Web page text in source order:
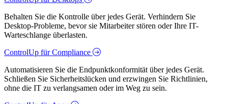
Behalten Sie die Kontrolle über jedes Gerät. Verhindern Sie
Desktop-Probleme, bevor sie Mitarbeiter stören oder Ihre IT-
Warteschlange überlasten.
ControlUp für Compliance
Automatisieren Sie die Endpunktkonformität über jedes Gerät.
Schließen Sie Sicherheitslücken und erzwingen Sie Richtlinien,
ohne die IT zu verlangsamen oder im Weg zu sein.